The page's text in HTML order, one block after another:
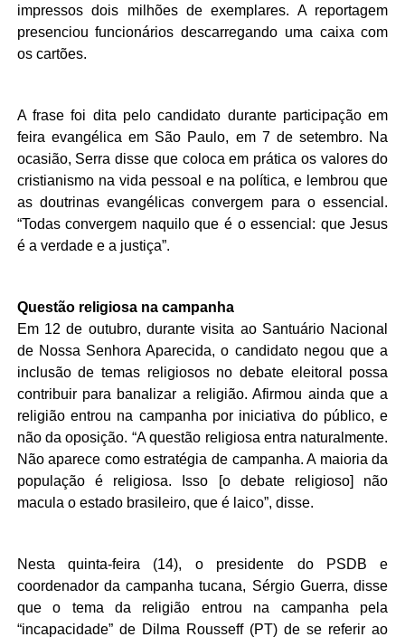
impressos dois milhões de exemplares. A reportagem
presenciou funcionários descarregando uma caixa com
os cartões.
A frase foi dita pelo candidato durante participação em
feira evangélica em São Paulo, em 7 de setembro. Na
ocasião, Serra disse que coloca em prática os valores do
cristianismo na vida pessoal e na política, e lembrou que
as doutrinas evangélicas convergem para o essencial.
“Todas convergem naquilo que é o essencial: que Jesus
é a verdade e a justiça”.
Questão religiosa na campanha
Em 12 de outubro, durante visita ao Santuário Nacional
de Nossa Senhora Aparecida, o candidato negou que a
inclusão de temas religiosos no debate eleitoral possa
contribuir para banalizar a religião. Afirmou ainda que a
religião entrou na campanha por iniciativa do público, e
não da oposição. “A questão religiosa entra naturalmente.
Não aparece como estratégia de campanha. A maioria da
população é religiosa. Isso [o debate religioso] não
macula o estado brasileiro, que é laico”, disse.
Nesta quinta-feira (14), o presidente do PSDB e
coordenador da campanha tucana, Sérgio Guerra, disse
que o tema da religião entrou na campanha pela
“incapacidade” de Dilma Rousseff (PT) de se referir ao